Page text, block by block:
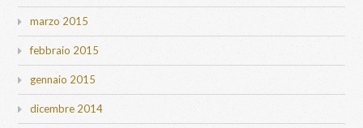
marzo 2015
febbraio 2015
gennaio 2015
dicembre 2014